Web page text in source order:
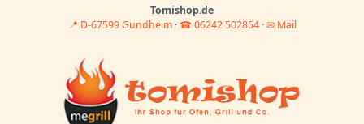
Tomishop.de
📍 D-67599 Gundheim · ☎ 06242 502854·✉ Mail